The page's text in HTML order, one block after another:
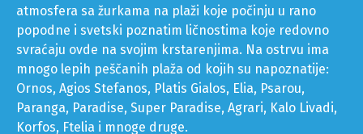
tradicionalnom arhitekturom i tipičnim belim
kućicama, i vrhunskog provoda i noćnog života. Na
ostrvu već godinama vlada liberalna i kosmopolitska
atmosfera sa žurkama na plaži koje počinju u rano
popodne i svetski poznatim ličnostima koje redovno
svraćaju ovde na svojim krstarenjima. Na ostrvu ima
mnogo lepih peščanih plaža od kojih su napoznatije: